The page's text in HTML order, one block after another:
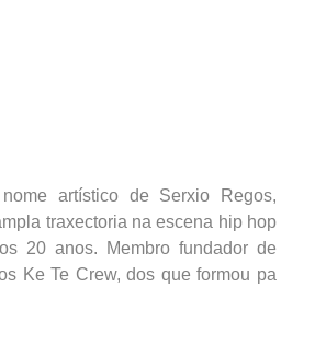
artístico de Serxio Regos,
traxectoria na escena hip hop
20 anos. Membro fundador de
Ke Te Crew, dos que formou pa